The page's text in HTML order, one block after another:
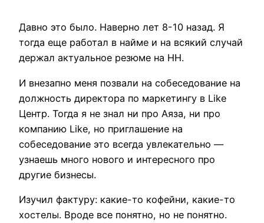
Давно это было. Наверно лет 8-10 назад. Я
тогда еще работал в найме и на всякий случай
держал актуальное резюме на HH.
И внезапно меня позвали на собеседование на
должность директора по маркетингу в Like
Центр. Тогда я не знал ни про Аяза, ни про
компанию Like, но приглашение на
собеседование это всегда увлекательно —
узнаешь много нового и интересного про
другие бизнесы.
Изучил фактуру: какие-то кофейни, какие-то
хостелы. Вроде все понятно, но не понятно.